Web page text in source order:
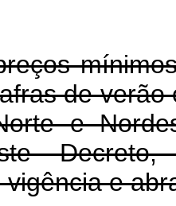
mínimos
de
e
Decreto,
vigência e